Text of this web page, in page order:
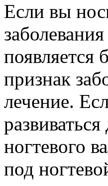
Если вы
появляется
признак
лечение.
ногтевого
под